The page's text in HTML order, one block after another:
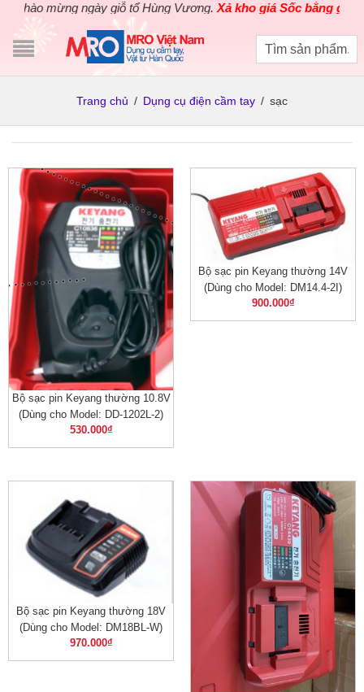
mừng ngày giỗ tổ Hùng Vương.Xả kho giá Sốc bằng giá Gốc
Trang chủ / Dụng cụ điện cầm tay / sạc
Bộ sạc pin Keyang thường 10.8V
(Dùng cho Model: DD-1202L-2)
530.000₫
Bộ sạc pin Keyang thường 14V
(Dùng cho Model: DM14.4-2I)
900.000₫
Bộ sạc pin Keyang thường 18V
(Dùng cho Model: DM18BL-W)
970.000₫